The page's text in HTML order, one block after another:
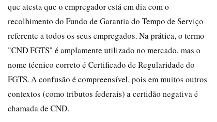
que atesta que o empregador está em dia com o
recolhimento do Fundo de Garantia do Tempo de Serviço
referente a todos os seus empregados. Na prática, o termo
"CND FGTS" é amplamente utilizado no mercado, mas o
nome técnico correto é Certificado de Regularidade do
FGTS. A confusão é compreensível, pois em muitos outros
contextos (como tributos federais) a certidão negativa é
chamada de CND.